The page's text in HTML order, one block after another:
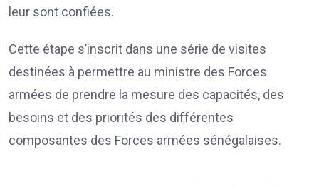
leur sont confiées.
Cette étape s’inscrit dans une série de visites
destinées à permettre au ministre des Forces
armées de prendre la mesure des capacités, des
besoins et des priorités des différentes
composantes des Forces armées sénégalaises.